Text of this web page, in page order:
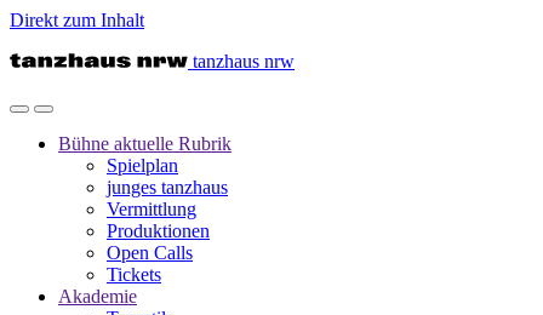
Direkt zum Inhalt
tanzhaus nrw
Bühne aktuelle Rubrik
Spielplan
junges tanzhaus
Vermittlung
Produktionen
Open Calls
Tickets
Akademie